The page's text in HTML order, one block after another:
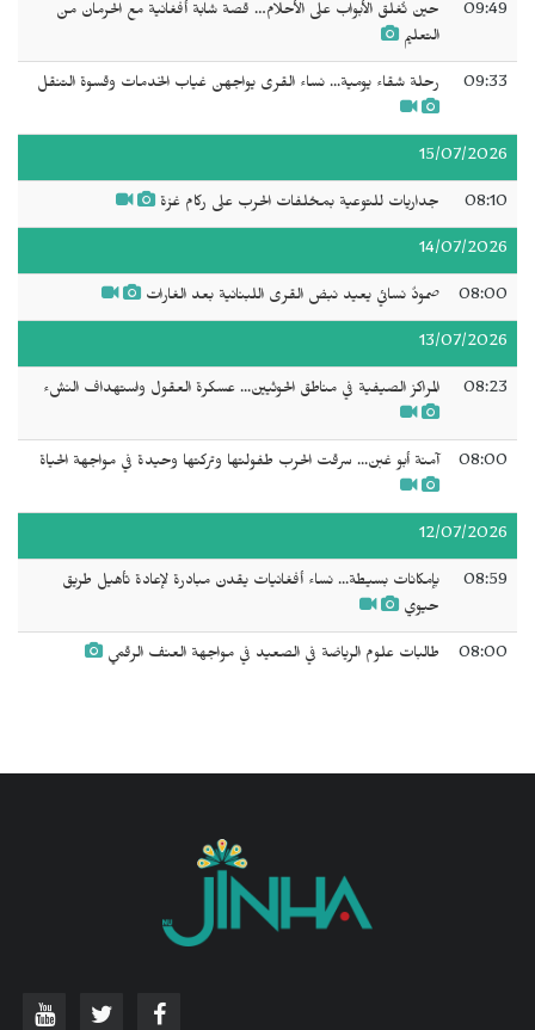
09:49
حين تُغلق الأبواب على الأحلام… قصة شابة أفغانية مع الحرمان من
التعليم
09:33 رحلة شقاء يومية... نساء القرى يواجهن غياب الخدمات وقسوة التنقل
15/07/2026
08:10 جداريات للتوعية بمخلفات الحرب على ركام غزة
14/07/2026
08:00 صمودٌ نسائي يعيد نبض القرى اللبنانية بعد الغارات
13/07/2026
08:23 المراكز الصيفية في مناطق الحوثيين... عسكرة العقول واستهداف النشء
08:00 آمنة أبو غبن... سرقت الحرب طفولتها وتركتها وحيدة في مواجهة الحياة
12/07/2026
08:59
بإمكانات بسيطة... نساء أفغانيات يقدن مبادرة لإعادة تأهيل طريق
حيوي
08:00 طالبات علوم الرياضة في الصعيد في مواجهة العنف الرقمي